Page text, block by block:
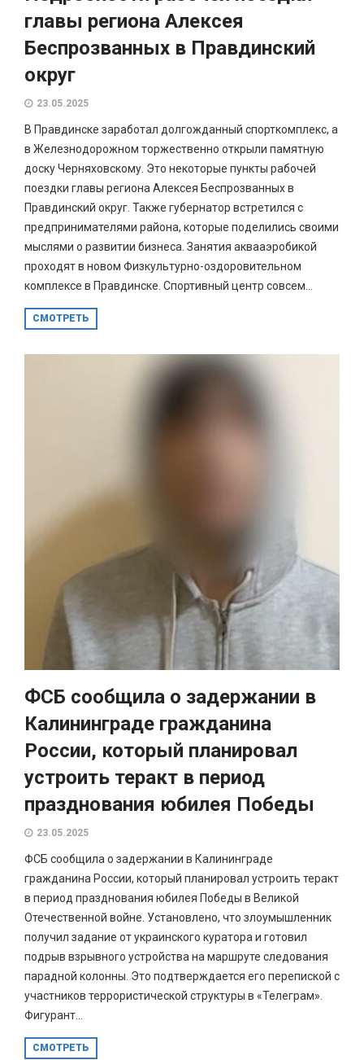
главы региона Алексея
Беспрозванных в Правдинский
округ
23.05.2025
В Правдинске заработал долгожданный спорткомплекс, а
в Железнодорожном торжественно открыли памятную
доску Черняховскому. Это некоторые пункты рабочей
поездки главы региона Алексея Беспрозванных в
Правдинский округ. Также губернатор встретился с
предпринимателями района, которые поделились своими
мыслями о развитии бизнеса. Занятия аквааэробикой
проходят в новом Физкультурно-оздоровительном
комплексе в Правдинске. Спортивный центр совсем...
СМОТРЕТЬ
ФСБ сообщила о задержании в
Калининграде гражданина
России, который планировал
устроить теракт в период
празднования юбилея Победы
23.05.2025
ФСБ сообщила о задержании в Калининграде
гражданина России, который планировал устроить теракт
в период празднования юбилея Победы в Великой
Отечественной войне. Установлено, что злоумышленник
получил задание от украинского куратора и готовил
подрыв взрывного устройства на маршруте следования
парадной колонны. Это подтверждается его перепиской с
участников террористической структуры в «Телеграм».
Фигурант...
СМОТРЕТЬ